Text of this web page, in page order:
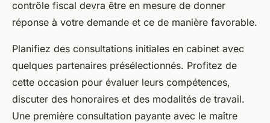
contrôle fiscal devra être en mesure de donner
réponse à votre demande et ce de manière favorable.
Planifiez des consultations initiales en cabinet avec
quelques partenaires présélectionnés. Profitez de
cette occasion pour évaluer leurs compétences,
discuter des honoraires et des modalités de travail.
Une première consultation payante avec le maître